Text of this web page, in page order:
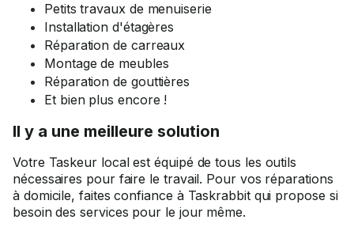
Petits travaux de menuiserie
Installation d'étagères
Réparation de carreaux
Montage de meubles
Réparation de gouttières
Et bien plus encore !
Il y a une meilleure solution
Votre Taskeur local est équipé de tous les outils
nécessaires pour faire le travail. Pour vos réparations
à domicile, faites confiance à Taskrabbit qui propose si
besoin des services pour le jour même.